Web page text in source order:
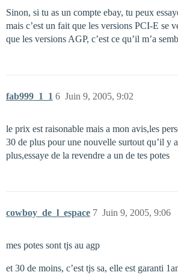
Sinon, si tu as un compte ebay, tu peux
mais c’est un fait que les versions PCI-E se
que les versions AGP, c’est ce qu’il m’a
fab999_1_1 Juin 9, 2005, 9:02
6
le prix est raisonable mais a mon avis,les
30 de plus pour une nouvelle surtout qu’il y
plus,essaye de la revendre a un de tes potes
cowboy_de_l_espace Juin 9, 2005, 9:06
7
mes potes sont tjs au agp
et 30 de moins, c’est tjs sa, elle est garanti